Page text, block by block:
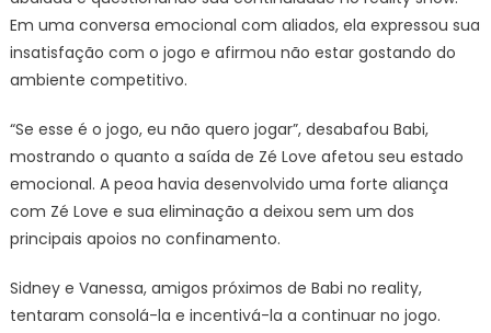
Em uma conversa emocional com aliados, ela expressou sua
insatisfação com o jogo e afirmou não estar gostando do
ambiente competitivo.
“Se esse é o jogo, eu não quero jogar”, desabafou Babi,
mostrando o quanto a saída de Zé Love afetou seu estado
emocional. A peoa havia desenvolvido uma forte aliança
com Zé Love e sua eliminação a deixou sem um dos
principais apoios no confinamento.
Sidney e Vanessa, amigos próximos de Babi no reality,
tentaram consolá-la e incentivá-la a continuar no jogo.